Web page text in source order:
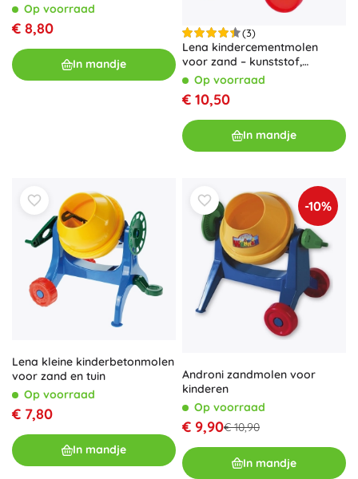
Op voorraad
€ 8,80
In mandje
(3)
Lena kindercementmolen
voor zand – kunststof,
functionele mixer
Op voorraad
€ 10,50
In mandje
Lena kleine kinderbetonmolen
voor zand en tuin
Op voorraad
€ 7,80
In mandje
-10%
Androni zandmolen voor
kinderen
Op voorraad
€ 9,90€ 10,90
In mandje